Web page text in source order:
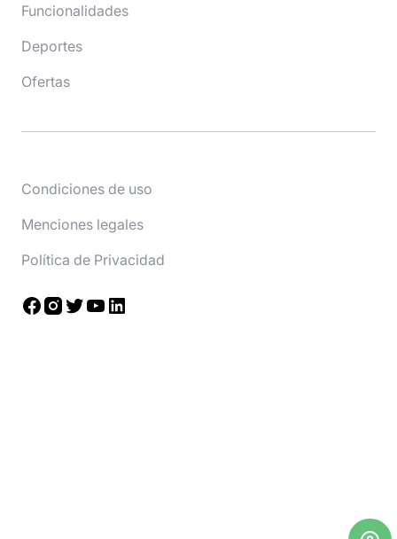
Funcionalidades
Deportes
Ofertas
Condiciones de uso
Menciones legales
Política de Privacidad
Facebook
Instagram
TwitterYouTube